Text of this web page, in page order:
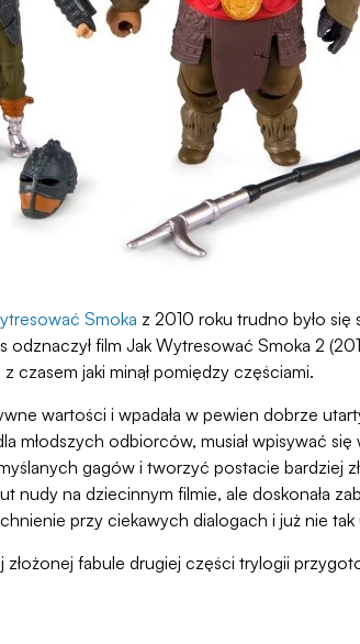
Smoka z 2010 roku trudno było
film Jak Wytresować Smoka 2
czasem jaki minął pomiędzy częściami.
wartości i wpadała w pewien dobrze
odbiorców, musiał wpisywać
gagów i tworzyć postacie bardziej
nudy na dziecinnym filmie, ale doskonała
przy ciekawych dialogach i już nie
fabule drugiej części trylogii